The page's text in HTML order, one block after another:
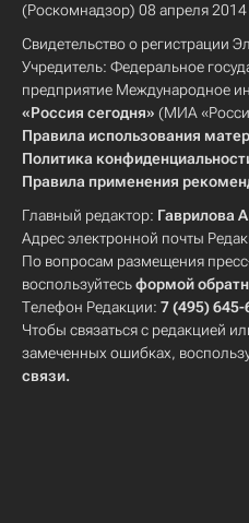
(Роскомнадзор) 08 апреля 2014
Свидетельство о регистрации
Учредитель: Федеральное
предприятие Международное
«Россия сегодня» (МИА
Правила использования
Политика
Правила применения
Главный редактор: Гаврилова
Адрес электронной почты
По вопросам размещения
воспользуйтесьформой
Телефон Редакции: 7 (495) 645-
Чтобы связаться с редакцией
замеченных ошибках,
связи.